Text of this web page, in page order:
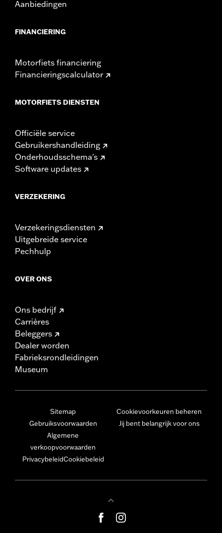
Aanbiedingen
FINANCIERING
Motorfiets financiering
Financieringscalculator
MOTORFIETS DIENSTEN
Officiële service
Gebruikershandleiding
Onderhoudsschema's
Software updates
VERZEKERING
Verzekeringsdiensten
Uitgebreide service
Pechhulp
OVER ONS
Ons bedrijf
Carrières
Beleggers
Dealer worden
Fabrieksrondleidingen
Museum
Sitemap
Gebruiksvoorwaarden
Algemene
verkoopvoorwaarden
PrivacybeleidCookiebeleid
Cookievoorkeuren beheren
Jij bent belangrijk voor ons